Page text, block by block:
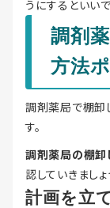
うにするといいで
調剤
方法
調剤薬局で棚卸
す。
調剤薬局の棚卸
認していきましょ
計画を立